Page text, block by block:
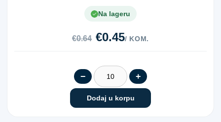
Na lageru
€0.64 €0.45/ KOM.
− +
Dodaj u korpu